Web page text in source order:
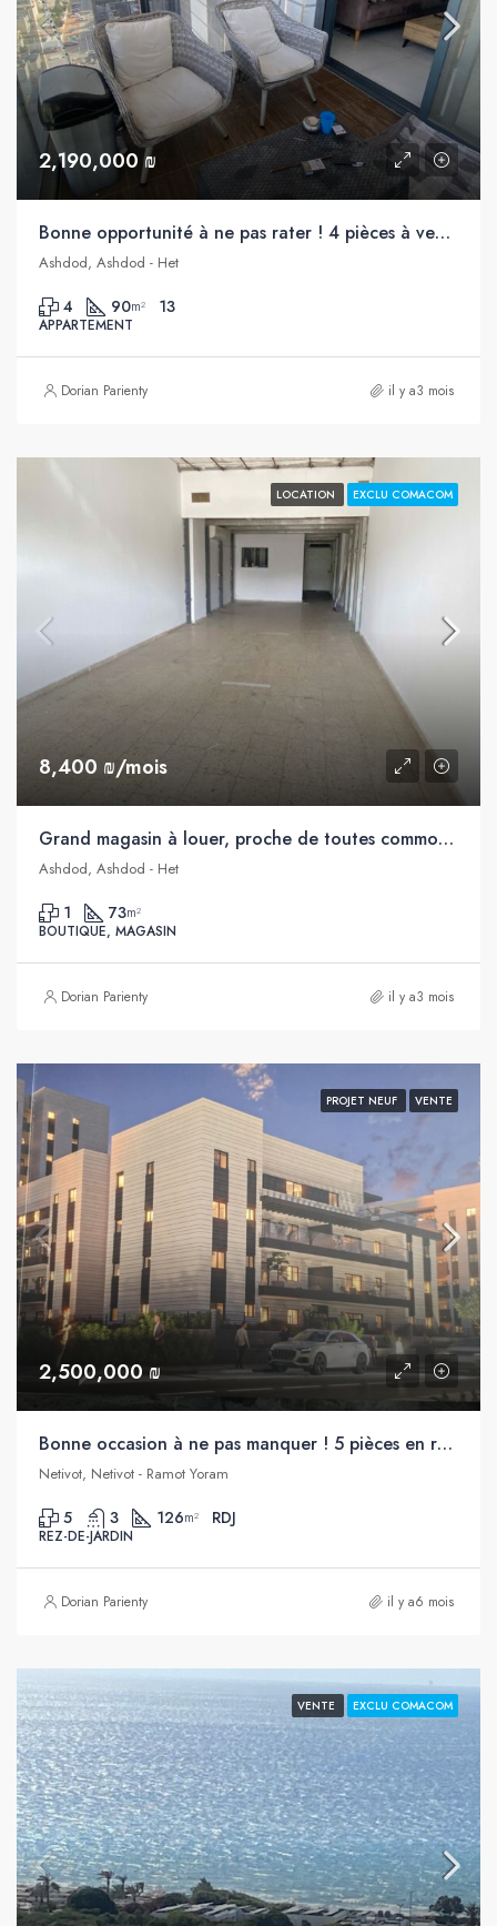
2,190,000 ₪
Bonne opportunité à ne pas rater ! 4 pièces à vendre dans un immeuble récent, Het, Ashdod
Ashdod, Ashdod - Het
4 90m² 13
APPARTEMENT
Dorian Parienty il y a3 mois
LOCATION EXCLU COMACOM
8,400 ₪/mois
Grand magasin à louer, proche de toutes commodités et de la station de train, Het, Ashdod
Ashdod, Ashdod - Het
1 73m²
BOUTIQUE, MAGASIN
Dorian Parienty il y a3 mois
PROJET NEUF VENTE
2,500,000 ₪
Bonne occasion à ne pas manquer ! 5 pièces en rez de jardin à vendre, dans projet neuf, Netivot
Netivot, Netivot - Ramot Yoram
5 3 126m² RDJ
REZ-DE-JARDIN
Dorian Parienty il y a6 mois
VENTE EXCLU COMACOM